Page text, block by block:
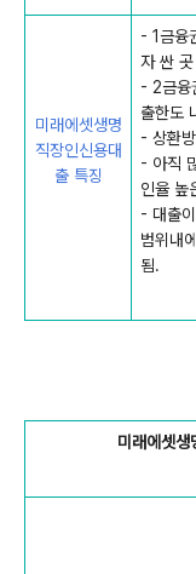
미래에셋생명
직장인신용대
출 특징
- 1금융
자 싼
- 2금융
출한도
- 상환
- 아직
인율 높
- 대출
범위내
됨.
미래에셋